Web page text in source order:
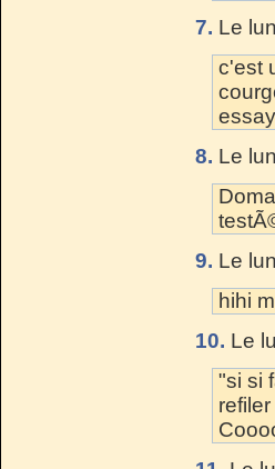
7. Le
c'est
8. Le
9. Le
hihi
10. Le
"si si